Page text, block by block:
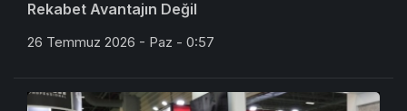
Rekabet Avantajın Değil
26 Temmuz 2026 - Paz - 0:57